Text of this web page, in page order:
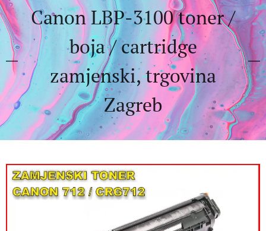
Canon LBP-3100 toner /
boja / cartridge
zamjenski, trgovina
Zagreb